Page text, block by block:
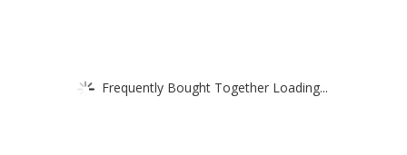
Frequently Bought Together Loading...